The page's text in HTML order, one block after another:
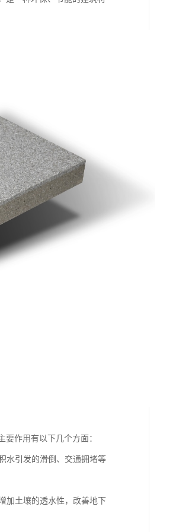
作用有以下几个方面：
水引发的滑倒、交通拥堵等
加土壤的透水性，改善地下